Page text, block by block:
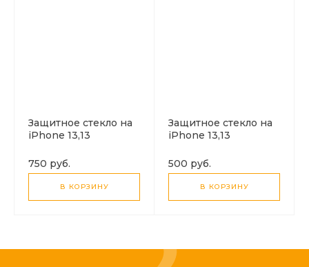
Защитное стекло на
iPhone 13,13
A12 Pro, Privacy Nano
3D, черное
750 руб.
В КОРЗИНУ
Защитное стекло на
iPhone 13,13
G8, 3D Full screen
fine edge anti-fall
tempered glass,
черное
500 руб.
В КОРЗИНУ